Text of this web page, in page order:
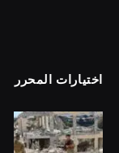
اختيارات المحرر